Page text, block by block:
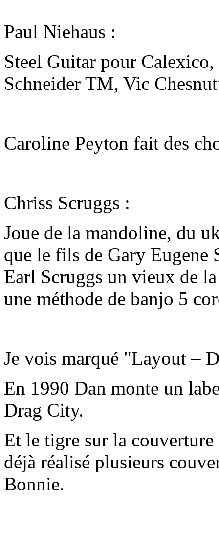
Paul Niehaus :
Steel Guitar pour
Schneider TM, Vic
Caroline Peyton fait des
Chriss Scruggs :
Joue de la mandoline, du
que le fils de Gary Eugene
Earl Scruggs un vieux de
une méthode de banjo 5
Je vois marqué "Layout –
En 1990 Dan monte un
Drag City.
Et le tigre sur la
déjà réalisé plusieurs
Bonnie.